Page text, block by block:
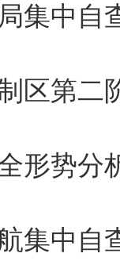
集中自
区第二
形势分
集中自